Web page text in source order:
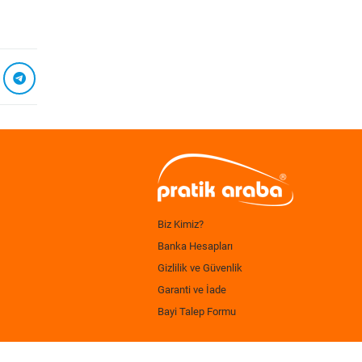
Biz Kimiz?
Banka Hesapları
Gizlilik ve Güvenlik
Garanti ve İade
Bayi Talep Formu